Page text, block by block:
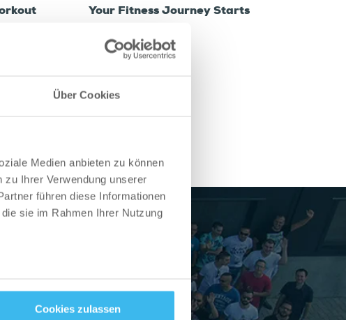
Über Cookies
Medien anbieten zu können
zu Ihrer Verwendung unserer
führen diese Informationen
sie im Rahmen Ihrer Nutzung
Cookies zulassen
Your Fitness Journey Starts